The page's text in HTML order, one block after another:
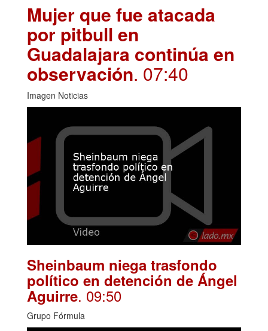
Mujer que fue atacada
por pitbull en
Guadalajara continúa en
observación. 07:40
Imagen Noticias
Sheinbaum niega trasfondo
político en detención de Ángel
Aguirre. 09:50
Grupo Fórmula